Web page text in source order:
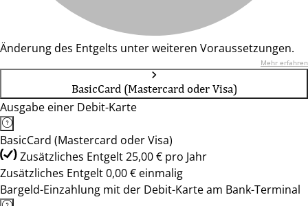
Änderung des Entgelts unter weiteren Voraussetzungen.
Mehr erfahren
BasicCard (Mastercard oder Visa)
Ausgabe einer Debit-Karte
BasicCard (Mastercard oder Visa)
Zusätzliches Entgelt 25,00 € pro Jahr
Zusätzliches Entgelt 0,00 € einmalig
Bargeld-Einzahlung mit der Debit-Karte am Bank-Terminal